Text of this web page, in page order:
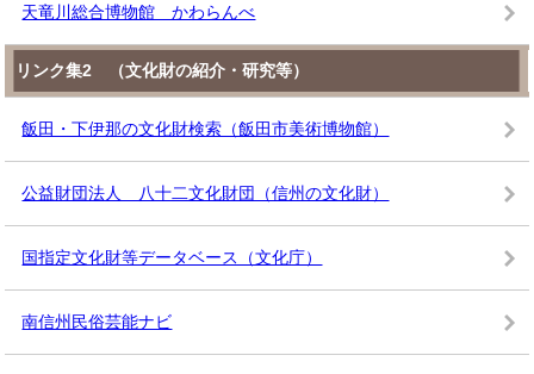
天竜川総合博物館 かわらんべ
リンク集2 （文化財の紹介・研究等）
飯田・下伊那の文化財検索（飯田市美術博物館）
公益財団法人 八十二文化財団（信州の文化財）
国指定文化財等データベース（文化庁）
南信州民俗芸能ナビ